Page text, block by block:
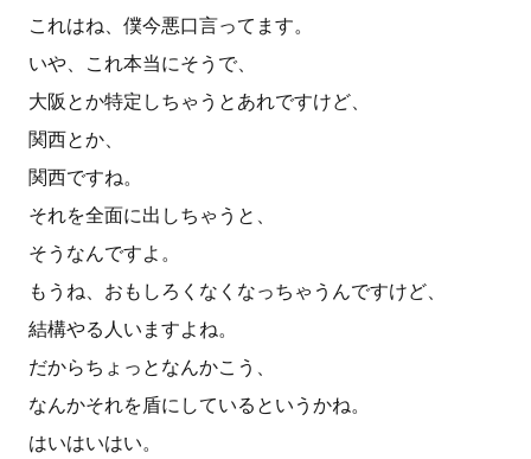
これはね、僕今悪口言ってます。
いや、これ本当にそうで、
大阪とか特定しちゃうとあれですけど、
関西とか、
関西ですね。
それを全面に出しちゃうと、
そうなんですよ。
もうね、おもしろくなくなっちゃうんですけど、
結構やる人いますよね。
だからちょっとなんかこう、
なんかそれを盾にしているというかね。
はいはいはい。